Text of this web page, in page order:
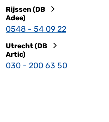
Rijssen (DB
Adee)
0548 - 54 09 22
Utrecht (DB
Artic)
030 - 200 63 50